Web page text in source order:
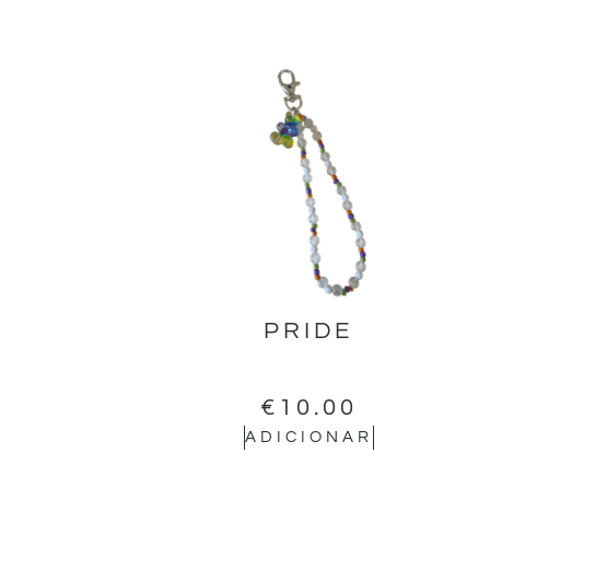
PRIDE
€ 10.00
ADICIONAR